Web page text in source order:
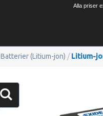
Alla priser
Batterier (Litium-jon) / Litium-